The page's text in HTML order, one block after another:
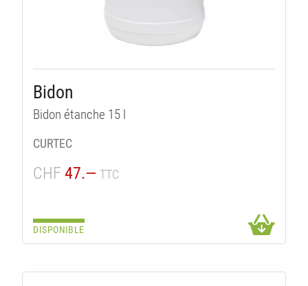
Bidon
Bidon étanche 15 l
CURTEC
CHF 47.— TTC
DISPONIBLE